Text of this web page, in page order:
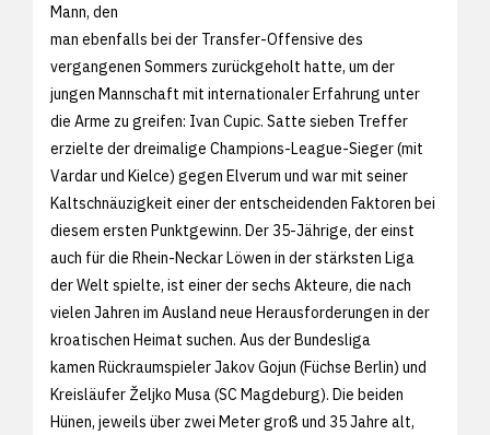
Mann, den
man ebenfalls bei der Transfer-Offensive des
vergangenen Sommers zurückgeholt hatte, um der
jungen Mannschaft mit internationaler Erfahrung unter
die Arme zu greifen: Ivan Cupic. Satte sieben Treffer
erzielte der dreimalige Champions-League-Sieger (mit
Vardar und Kielce) gegen Elverum und war mit seiner
Kaltschnäuzigkeit einer der entscheidenden Faktoren bei
diesem ersten Punktgewinn. Der 35-Jährige, der einst
auch für die Rhein-Neckar Löwen in der stärksten Liga
der Welt spielte, ist einer der sechs Akteure, die nach
vielen Jahren im Ausland neue Herausforderungen in der
kroatischen Heimat suchen. Aus der Bundesliga
kamen Rückraumspieler Jakov Gojun (Füchse Berlin) und
Kreisläufer Željko Musa (SC Magdeburg). Die beiden
Hünen, jeweils über zwei Meter groß und 35 Jahre alt,